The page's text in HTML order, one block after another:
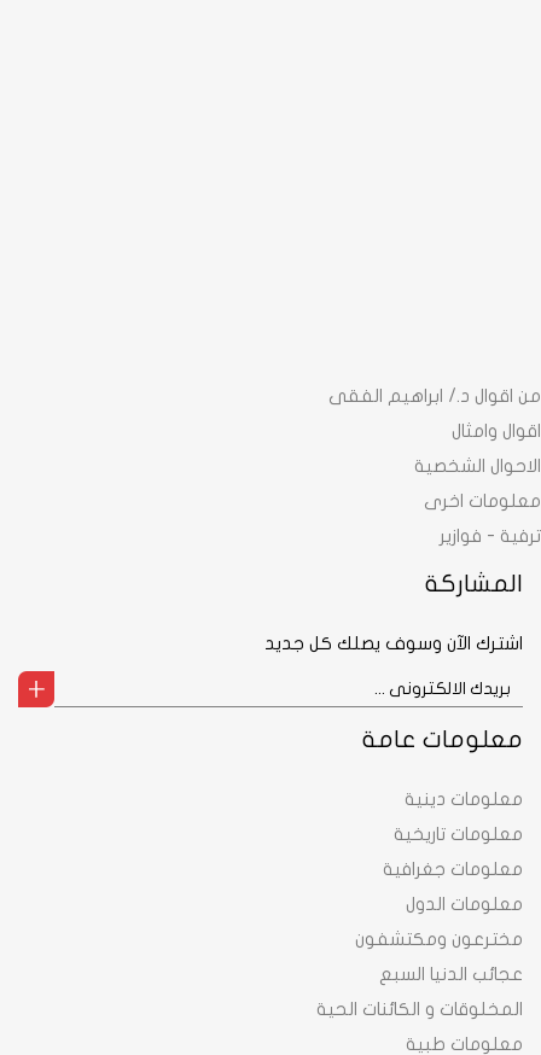
معلومات عامة
معلومات دينية
معلومات تاريخية
معلومات جغرافية
معلومات الدول
مخترعون ومكتشفون
عجائب الدنيا السبع
المخلوقات و الكائنات الحية
معلومات طبية
من اقوال د./ ابراهيم الفقى
اقوال وامثال
الاحوال الشخصية
معلومات اخرى
ترفية - فوازير
المشاركة
اشترك الآن وسوف يصلك كل جديد